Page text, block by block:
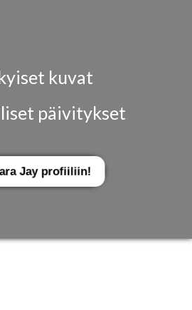
kuvat
päivitykset
Jay profiiliin!